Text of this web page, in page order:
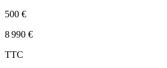
500 €
8 990 €
TTC